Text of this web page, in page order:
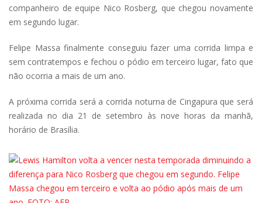
companheiro de equipe Nico Rosberg, que chegou novamente
em segundo lugar.
Felipe Massa finalmente conseguiu fazer uma corrida limpa e
sem contratempos e fechou o pódio em terceiro lugar, fato que
não ocorria a mais de um ano.
A próxima corrida será a corrida noturna de Cingapura que será
realizada no dia 21 de setembro às nove horas da manhã,
horário de Brasília.